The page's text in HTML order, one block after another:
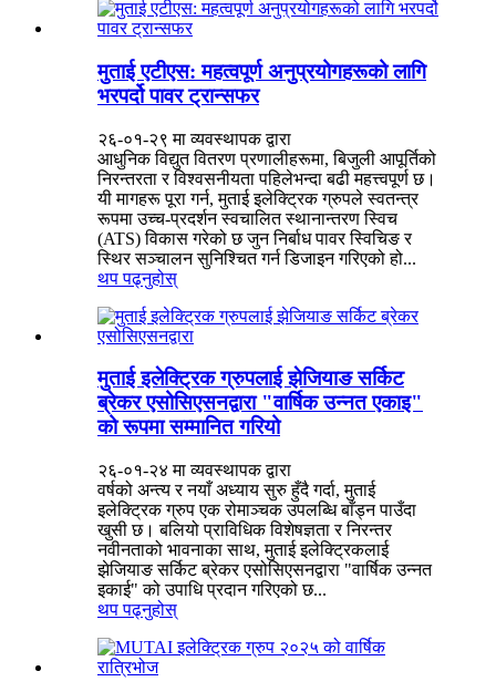
मुताई एटीएस: महत्वपूर्ण अनुप्रयोगहरूको लागि
भरपर्दो पावर ट्रान्सफर
२६-०१-२९ मा व्यवस्थापक द्वारा
आधुनिक विद्युत वितरण प्रणालीहरूमा, बिजुली आपूर्तिको
निरन्तरता र विश्वसनीयता पहिलेभन्दा बढी महत्त्वपूर्ण छ।
यी मागहरू पूरा गर्न, मुताई इलेक्ट्रिक ग्रुपले स्वतन्त्र
रूपमा उच्च-प्रदर्शन स्वचालित स्थानान्तरण स्विच
(ATS) विकास गरेको छ जुन निर्बाध पावर स्विचिङ र
स्थिर सञ्चालन सुनिश्चित गर्न डिजाइन गरिएको हो...
थप पढ्नुहोस्
मुताई इलेक्ट्रिक ग्रुपलाई झेजियाङ सर्किट
ब्रेकर एसोसिएसनद्वारा "वार्षिक उन्नत एकाइ"
को रूपमा सम्मानित गरियो
२६-०१-२४ मा व्यवस्थापक द्वारा
वर्षको अन्त्य र नयाँ अध्याय सुरु हुँदै गर्दा, मुताई
इलेक्ट्रिक ग्रुप एक रोमाञ्चक उपलब्धि बाँड्न पाउँदा
खुसी छ। बलियो प्राविधिक विशेषज्ञता र निरन्तर
नवीनताको भावनाका साथ, मुताई इलेक्ट्रिकलाई
झेजियाङ सर्किट ब्रेकर एसोसिएसनद्वारा "वार्षिक उन्नत
इकाई" को उपाधि प्रदान गरिएको छ...
थप पढ्नुहोस्